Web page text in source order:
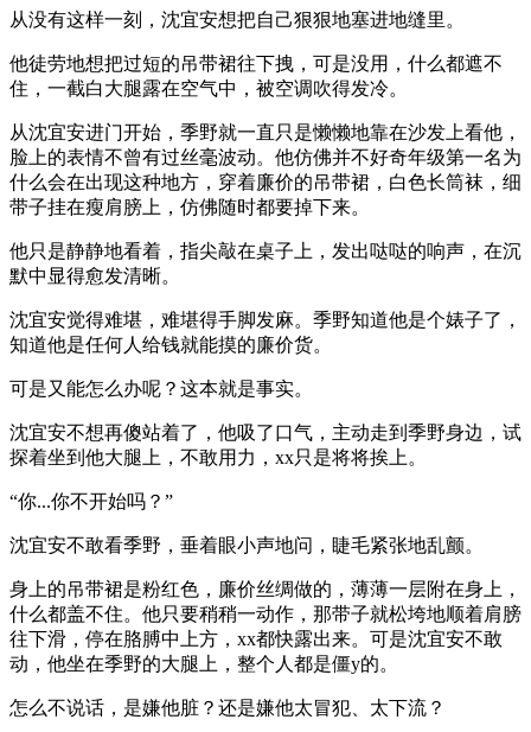
从没有这样一刻，沈宜安想把自己狠狠地塞进地缝里。
他徒劳地想把过短的吊带裙往下拽，可是没用，什么都遮不
住，一截白大腿露在空气中，被空调吹得发冷。
从沈宜安进门开始，季野就一直只是懒懒地靠在沙发上看他，
脸上的表情不曾有过丝毫波动。他仿佛并不好奇年级第一名为
什么会在出现这种地方，穿着廉价的吊带裙，白色长筒袜，细
带子挂在瘦肩膀上，仿佛随时都要掉下来。
他只是静静地看着，指尖敲在桌子上，发出哒哒的响声，在沉
默中显得愈发清晰。
沈宜安觉得难堪，难堪得手脚发麻。季野知道他是个婊子了，
知道他是任何人给钱就能摸的廉价货。
可是又能怎么办呢？这本就是事实。
沈宜安不想再傻站着了，他吸了口气，主动走到季野身边，试
探着坐到他大腿上，不敢用力，xx只是将将挨上。
“你...你不开始吗？”
沈宜安不敢看季野，垂着眼小声地问，睫毛紧张地乱颤。
身上的吊带裙是粉红色，廉价丝绸做的，薄薄一层附在身上，
什么都盖不住。他只要稍稍一动作，那带子就松垮地顺着肩膀
往下滑，停在胳膊中上方，xx都快露出来。可是沈宜安不敢
动，他坐在季野的大腿上，整个人都是僵y的。
怎么不说话，是嫌他脏？还是嫌他太冒犯、太下流？